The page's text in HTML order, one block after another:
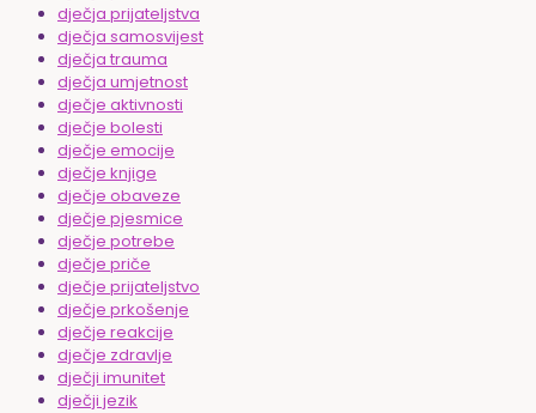
dječja prijateljstva
dječja samosvijest
dječja trauma
dječja umjetnost
dječje aktivnosti
dječje bolesti
dječje emocije
dječje knjige
dječje obaveze
dječje pjesmice
dječje potrebe
dječje priče
dječje prijateljstvo
dječje prkošenje
dječje reakcije
dječje zdravlje
dječji imunitet
dječji jezik